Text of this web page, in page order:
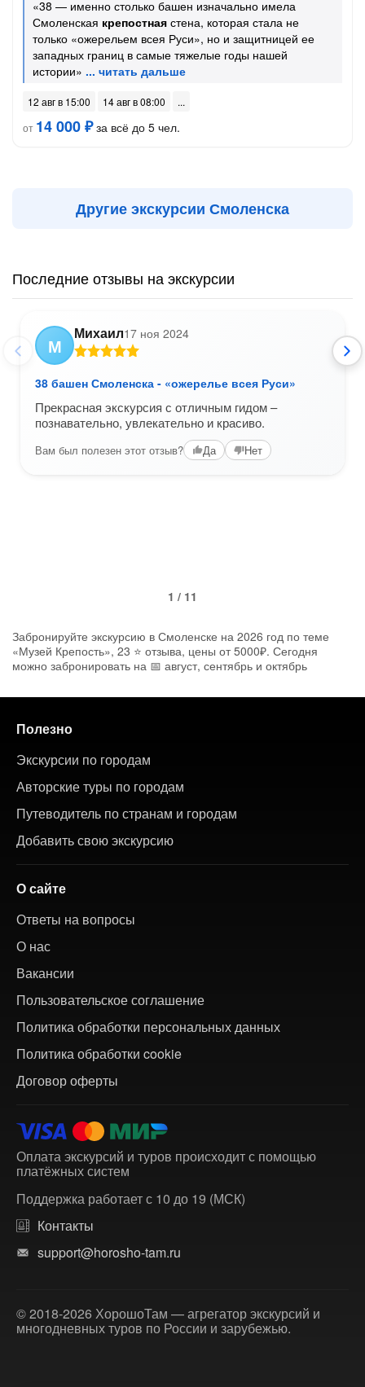
«38 — именно столько башен изначально имела
Смоленская крепостная стена, которая стала не
только «ожерельем всея Руси», но и защитницей ее
западных границ в самые тяжелые годы нашей
истории»
12 авг в 15:00
14 авг в 08:00
от 14 000 ₽за всё до 5 чел.
Другие экскурсии Смоленска
Последние отзывы на экскурсии
М
Михаил17 ноя 2024
38 башен Смоленска - «ожерелье всея Руси»
Прекрасная экскурсия с отличным гидом –
познавательно, увлекательно и красиво.
Вам был полезен этот отзыв? Да Нет
1 / 11
Забронируйте экскурсию в Смоленске на 2026 год по теме
«Музей Крепость», 23 ⭐ отзыва, цены от 5000₽. Сегодня
можно забронировать на 📅 август, сентябрь и октябрь
Полезно
Экскурсии по городам
Авторские туры по городам
Путеводитель по странам и городам
Добавить свою экскурсию
О сайте
Ответы на вопросы
О нас
Вакансии
Пользовательское соглашение
Политика обработки персональных данных
Политика обработки cookie
Договор оферты
Оплата экскурсий и туров происходит с помощью
платёжных систем
Поддержка работает с 10 до 19 (МСК)
Контакты
support@horosho-tam.ru
© 2018-2026 ХорошоТам — агрегатор экскурсий и
многодневных туров по России и зарубежью.